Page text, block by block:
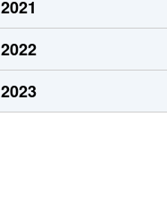
2021
2022
2023